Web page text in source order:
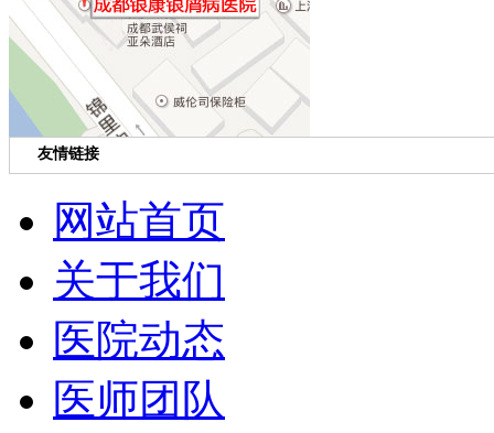
友情链接
网站首页
关于我们
医院动态
医师团队